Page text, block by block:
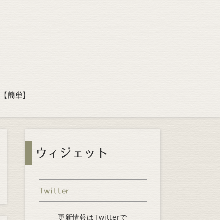
簡単】
ウィジェット
Twitter
更新情報はTwitterで